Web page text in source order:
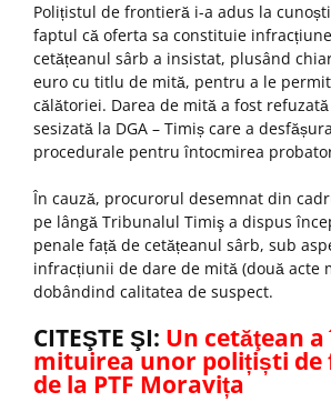
Polițistul de frontieră i-a adus la
faptul că oferta sa constituie
cetățeanul sârb a insistat, plusând
euro cu titlu de mită, pentru a le
călătoriei. Darea de mită a fost
sesizată la DGA – Timiș care a
procedurale pentru întocmirea
În cauză, procurorul desemnat din
pe lângă Tribunalul Timiş a dispus
penale față de cetățeanul sârb, sub
infracțiunii de dare de mită (două acte
dobândind calitatea de suspect.
CITEŞTE ŞI: Un cetăţean
mituirea unor polițiști
de la PTF Moravița